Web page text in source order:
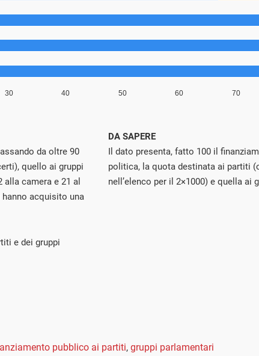
da oltre 90
quello ai gruppi
camera e 21 al
acquisito una
DA SAPERE
Il dato presenta, fatto 100 il
politica, la quota destinata ai partiti
nell’elenco per il 2×1000) e quella ai
e dei gruppi
pubblico ai partiti, gruppi parlamentari